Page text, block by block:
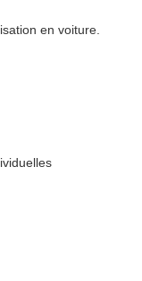
en voiture.